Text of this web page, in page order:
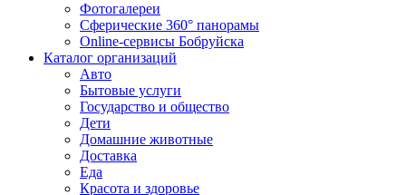
Фотогалереи
Сферические 360° панорамы
Online-сервисы Бобруйска
Каталог организаций
Авто
Бытовые услуги
Государство и общество
Дети
Домашние животные
Доставка
Еда
Красота и здоровье